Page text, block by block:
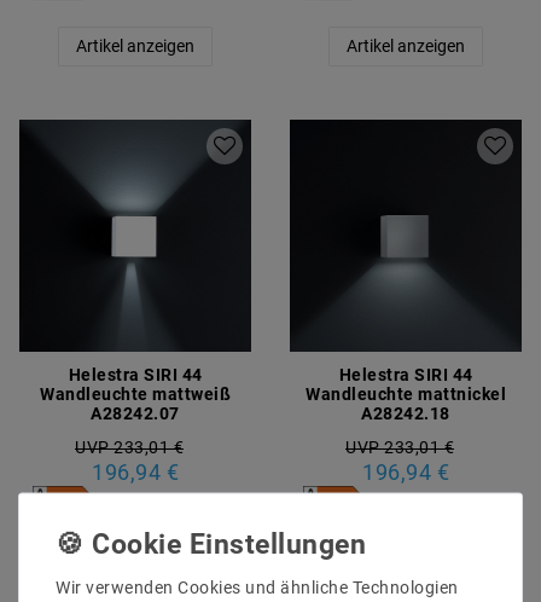
Artikel anzeigen Artikel anzeigen
Helestra SIRI 44
Wandleuchte mattweiß
A28242.07
UVP 233,01 €
196,94 €
Helestra SIRI 44
Wandleuchte mattnickel
A28242.18
UVP 233,01 €
196,94 €
Wir verwenden Cookies und ähnliche Technologien